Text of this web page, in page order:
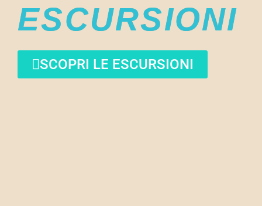
ESCURSIONI
SCOPRI LE ESCURSIONI